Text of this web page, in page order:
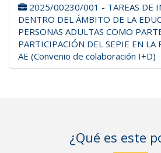
2025/00230/001 - TAREAS DE
DENTRO DEL ÁMBITO DE LA
PERSONAS ADULTAS COMO
PARTICIPACIÓN DEL SEPIE EN LA
AE (Convenio de colaboración I+D)
¿Qué es este